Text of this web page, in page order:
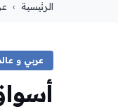
الرئيسية ›
عربي و